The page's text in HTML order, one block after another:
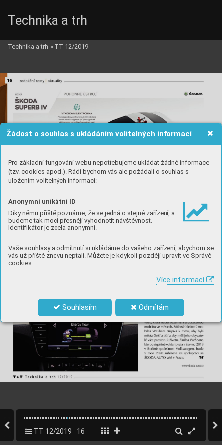
Žádost o souhlas s ukládáním volitelných informací
Pro základní fungování webu nepotřebujeme ukládat žádné informace
(tzv. cookies apod.). Rádi bychom vás ale požádali o souhlas s
uložením volitelných informací:
Anonymní unikátní ID
Díky němu příště poznáme, že se jedná o stejné zařízení, a
budeme tak moci přesněji vyhodnotit návštěvnost.
Identifikátor je zcela anonymní.
Vaše souhlasy a odmítnutí si ukládáme do vašeho zařízení, abychom se
vás už příště znovu neptali. Můžete je kdykoli později upravit ve Správě
cookies
Více informací
Souhlasím Odmítám
Technika a trh
Technika a trh » TT 12/2019
TT 12/2019 16